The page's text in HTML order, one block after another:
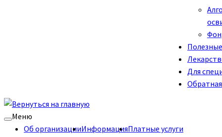
Для
Меню
Об организацииИнформацияПлатные услуги